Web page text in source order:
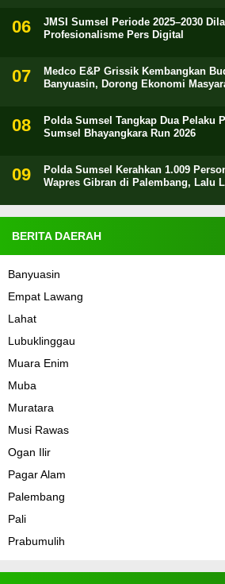
JMSI Sumsel Periode 2025–2030
Profesionalisme Pers Digital
Medco E&P Grissik Kembangkan
Banyuasin, Dorong Ekonomi
Polda Sumsel Tangkap Dua Pelaku
Sumsel Bhayangkara Run 2026
Polda Sumsel Kerahkan 1.009
Wapres Gibran di Palembang, Lalu
BERITA DAERAH
Banyuasin
Empat Lawang
Lahat
Lubuklinggau
Muara Enim
Muba
Muratara
Musi Rawas
Ogan Ilir
Pagar Alam
Palembang
Pali
Prabumulih